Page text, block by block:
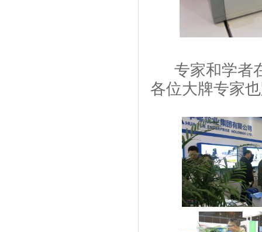
专家和学者
各位大牌专家